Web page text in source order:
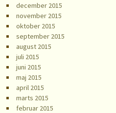
december 2015
november 2015
oktober 2015
september 2015
august 2015
juli 2015
juni 2015
maj 2015
april 2015
marts 2015
februar 2015